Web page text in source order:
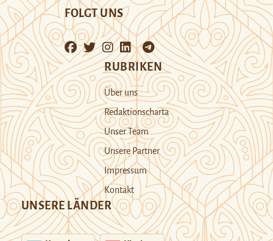
FOLGT UNS
RUBRIKEN
Über uns
Redaktionscharta
Unser Team
Unsere Partner
Impressum
Kontakt
UNSERE LÄNDER